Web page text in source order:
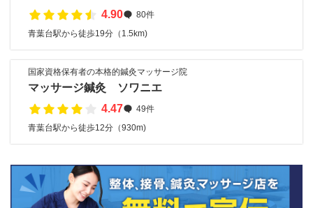
4.90
80件
青葉台駅から徒歩19分（1.5km)
国家資格保有者の本格的鍼灸マッサージ院
マッサージ鍼灸 ソワニエ
4.47
49件
青葉台駅から徒歩12分（930m)